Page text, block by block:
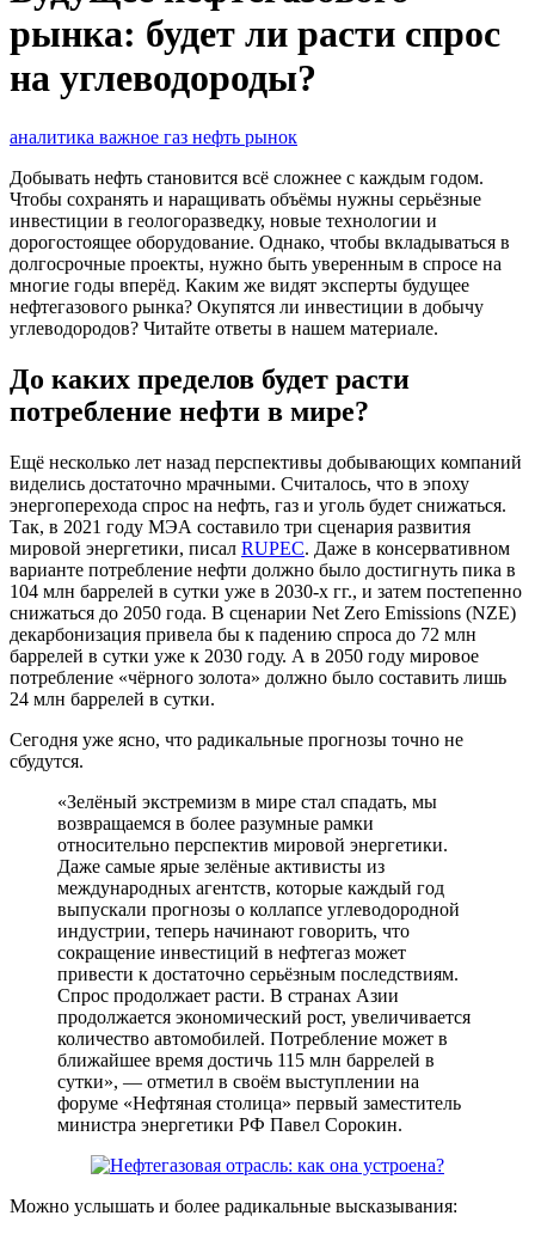
рынка: будет ли расти спрос
на углеводороды?
аналитика важное газ нефть рынок
Добывать нефть становится всё сложнее с каждым годом.
Чтобы сохранять и наращивать объёмы нужны серьёзные
инвестиции в геологоразведку, новые технологии и
дорогостоящее оборудование. Однако, чтобы вкладываться в
долгосрочные проекты, нужно быть уверенным в спросе на
многие годы вперёд. Каким же видят эксперты будущее
нефтегазового рынка? Окупятся ли инвестиции в добычу
углеводородов? Читайте ответы в нашем материале.
До каких пределов будет расти
потребление нефти в мире?
Ещё несколько лет назад перспективы добывающих компаний
виделись достаточно мрачными. Считалось, что в эпоху
энергоперехода спрос на нефть, газ и уголь будет снижаться.
Так, в 2021 году МЭА составило три сценария развития
мировой энергетики, писал RUPEC. Даже в консервативном
варианте потребление нефти должно было достигнуть пика в
104 млн баррелей в сутки уже в 2030-х гг., и затем постепенно
снижаться до 2050 года. В сценарии Net Zero Emissions (NZE)
декарбонизация привела бы к падению спроса до 72 млн
баррелей в сутки уже к 2030 году. А в 2050 году мировое
потребление «чёрного золота» должно было составить лишь
24 млн баррелей в сутки.
Сегодня уже ясно, что радикальные прогнозы точно не
сбудутся.
«Зелёный экстремизм в мире стал спадать, мы
возвращаемся в более разумные рамки
относительно перспектив мировой энергетики.
Даже самые ярые зелёные активисты из
международных агентств, которые каждый год
выпускали прогнозы о коллапсе углеводородной
индустрии, теперь начинают говорить, что
сокращение инвестиций в нефтегаз может
привести к достаточно серьёзным последствиям.
Спрос продолжает расти. В странах Азии
продолжается экономический рост, увеличивается
количество автомобилей. Потребление может в
ближайшее время достичь 115 млн баррелей в
сутки», — отметил в своём выступлении на
форуме «Нефтяная столица» первый заместитель
министра энергетики РФ Павел Сорокин.
Можно услышать и более радикальные высказывания: